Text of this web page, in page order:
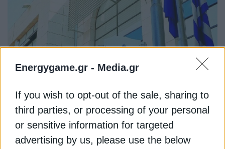
Energygame.gr - Media.gr
If you wish to opt-out of the sale, sharing to
third parties, or processing of your personal
or sensitive information for targeted
advertising by us, please use the below
Ναι, κάτι πρέπει να γίνει με το
ορφανό που λέγεται ΔΕΠΑ
Εμπορίας!